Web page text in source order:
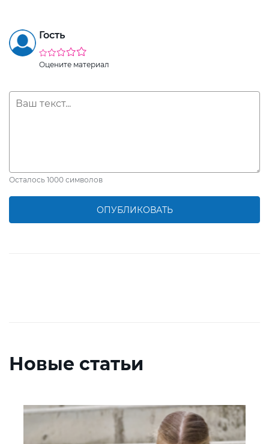
Гость
Оцените материал
Осталось 1000 символов
ОПУБЛИКОВАТЬ
Новые статьи